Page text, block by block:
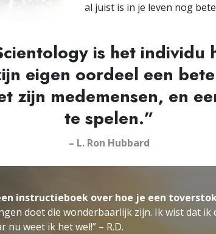
al juist is in je leven nog
is het individu
eigen oordeel een
zijn medemensen, en
te spelen.”
– L. Ron Hubbard
instructieboek over hoe je een
doet die wonderbaarlijk zijn. Ik wist dat ik
nu weet ik het wel!” – R.D.